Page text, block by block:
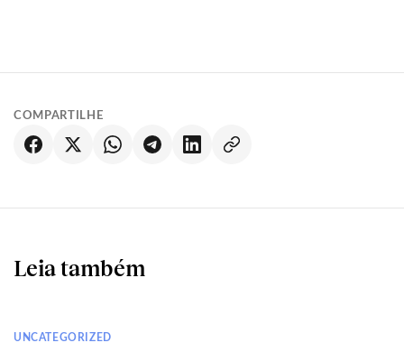
COMPARTILHE
Leia também
UNCATEGORIZED